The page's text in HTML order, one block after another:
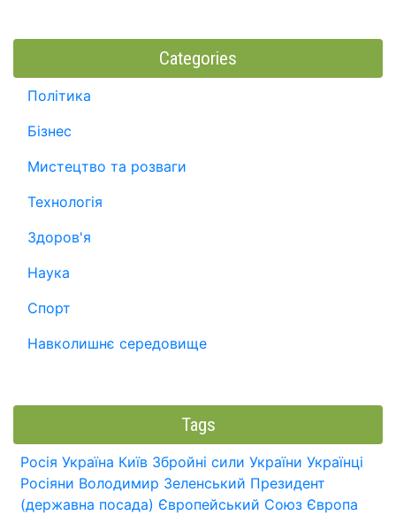
Categories
Політика
Бізнес
Мистецтво та розваги
Технологія
Здоров'я
Наука
Спорт
Навколишнє середовище
Tags
Росія Україна Київ Збройні сили України Українці
Росіяни Володимир Зеленський Президент
(державна посада) Європейський Союз Європа